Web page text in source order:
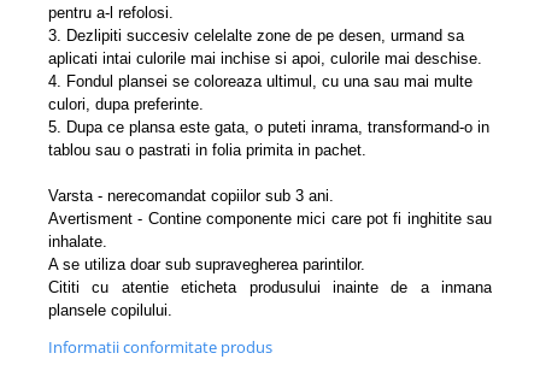
pentru a-l refolosi.
3. Dezlipiti succesiv celelalte zone de pe desen, urmand sa
aplicati intai culorile mai inchise si apoi, culorile mai deschise.
4. Fondul plansei se coloreaza ultimul, cu una sau mai multe
culori, dupa preferinte.
5. Dupa ce plansa este gata, o puteti inrama, transformand-o in
tablou sau o pastrati in folia primita in pachet.
Varsta - nerecomandat copiilor sub 3 ani.
Avertisment - Contine componente mici care pot fi inghitite sau
inhalate.
A se utiliza doar sub supravegherea parintilor.
Cititi cu atentie eticheta produsului inainte de a inmana
plansele copilului.
Informatii conformitate produs